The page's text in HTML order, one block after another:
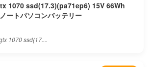
1070 ssd(17.3)(pa71ep6) 15V 66Wh
mifcom PC 純正 ノートパソコンバッテリー
1070 ssd(17....